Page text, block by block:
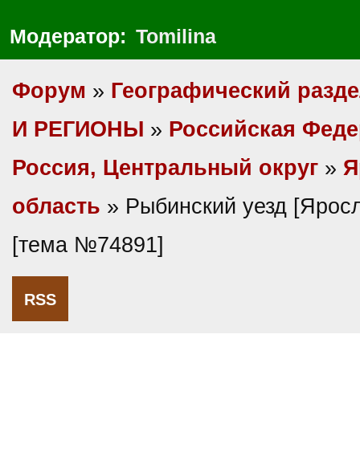
Модератор: Tomilina
Форум » Географический
И РЕГИОНЫ » Российская
Россия, Центральный округ »
область » Рыбинский уезд
[тема №74891]
RSS